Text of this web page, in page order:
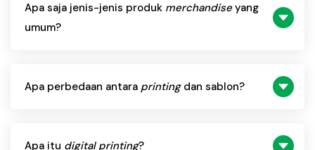
Apa saja jenis-jenis produk merchandiseyang
umum?
Apa perbedaan antara printingdan sablon?
Apa itu digital printing?